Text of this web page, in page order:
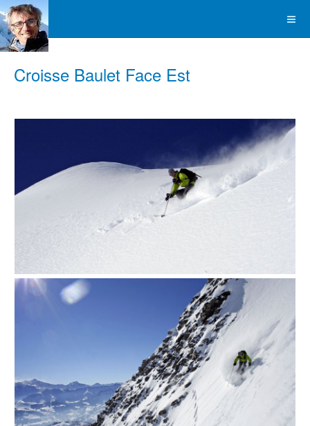
Croisse Baulet Face Est